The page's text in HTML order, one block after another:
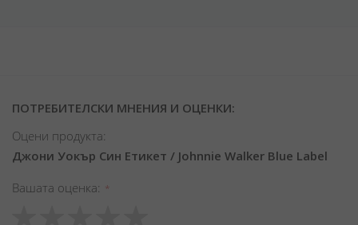
ПОТРЕБИТЕЛСКИ МНЕНИЯ И ОЦЕНКИ:
Оцени продукта:
Джони Уокър Син Етикет / Johnnie Walker Blue Label
Вашата оценка